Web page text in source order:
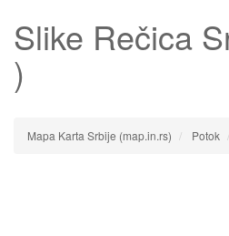
Slike Rečica
)
Mapa Karta Srbije (map.in.rs) Potok